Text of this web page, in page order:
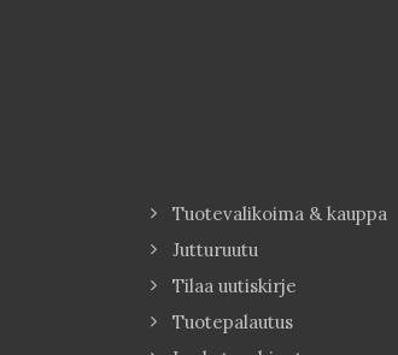
Tuotevalikoima & kauppa
Jutturuutu
Tilaa uutiskirje
Tuotepalautus